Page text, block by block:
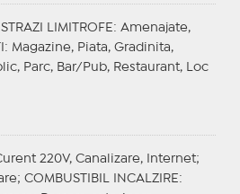
STRAZI LIMITROFE : Amenajate,
: Magazine, Piata, Gradinita,
Parc, Bar/Pub, Restaurant, Loc
220V, Canalizare, Internet;
COMBUSTIBIL INCALZIRE :